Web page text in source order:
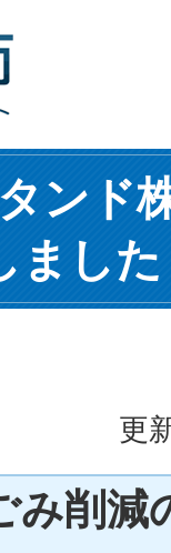
ンド
ました
更
み削減